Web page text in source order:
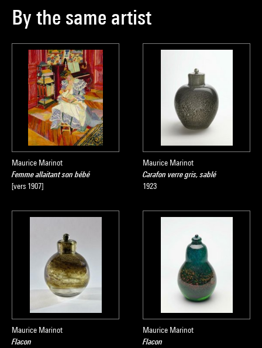
By the same artist
Maurice Marinot
Femme allaitant son bébé
[vers 1907]
Maurice Marinot
Carafon verre gris, sablé
1923
Maurice Marinot
Flacon
Maurice Marinot
Flacon